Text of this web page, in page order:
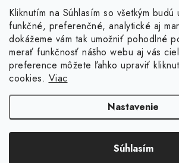
Kliknutím na Súhlasím so všetkým
funkčné, preferenčné, analytické aj
dokážeme vám tak umožniť pohodlné
merať funkčnosť nášho webu aj vás
preference môžete ľahko upraviť
cookies. Viac
Nastavenie
Súhlasím
Informácie pre vás
O nás
Obchodné podmienky
Facebook
. Všetky práva vyhradené.